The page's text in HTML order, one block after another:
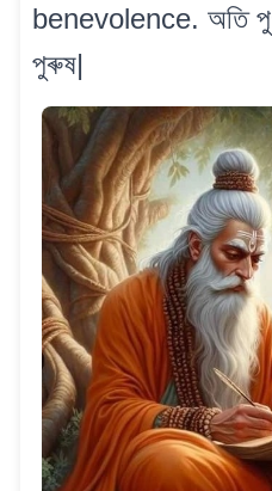
benevolence. অতি
পুৰুষ|